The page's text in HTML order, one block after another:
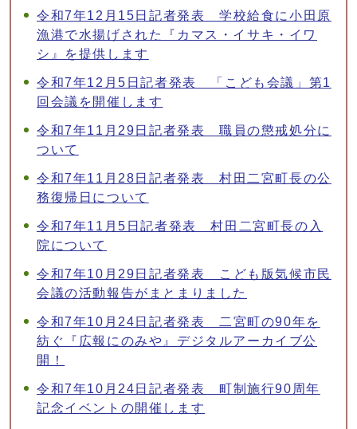
令和7年12月15日記者発表 学校給食に小田原
漁港で水揚げされた『カマス・イサキ・イワ
シ』を提供します
令和7年12月5日記者発表 「こども会議」第1
回会議を開催します
令和7年11月29日記者発表 職員の懲戒処分に
ついて
令和7年11月28日記者発表 村田二宮町長の公
務復帰日について
令和7年11月5日記者発表 村田二宮町長の入
院について
令和7年10月29日記者発表 こども版気候市民
会議の活動報告がまとまりました
令和7年10月24日記者発表 二宮町の90年を
紡ぐ『広報にのみや』デジタルアーカイブ公
開！
令和7年10月24日記者発表 町制施行90周年
記念イベントの開催します